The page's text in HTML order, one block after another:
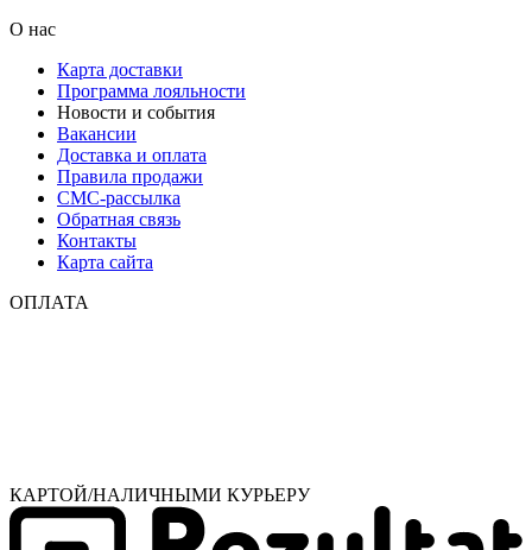
О нас
Карта доставки
Программа лояльности
Новости и события
Вакансии
Доставка и оплата
Правила продажи
СМС-рассылка
Обратная связь
Контакты
Карта сайта
ОПЛАТА
КАРТОЙ/НАЛИЧНЫМИ КУРЬЕРУ